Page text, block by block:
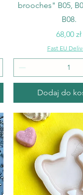
brooches" B05,
B08.
Cena
68,00 zł
Fast EU
Dodaj do